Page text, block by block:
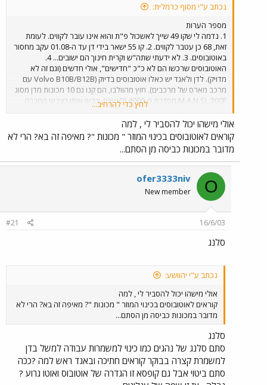
נכתב ע"י מסוף כרמלית:
מספר הערות
1. נדמה לי שקו 49 שייך לאשכול פ"ת והוא אינו עובר לקווים. לעומת
זאת, 68 כן עטבר לקווים. 2. קו 55 ישאר בידי דן עד ה-01.08 עקב מחסור
באוטובוסים. 3. לא ידעתי שתה"ש וקרית חינוך הם ישובים... 4.
האוטובוסים שרכשו הם לא כ"כ "חדישים", אולי חדשים (וגם זה לא
מדויק). לדן ולאגד יש כאלו אוטובוסים בדיוק (Volvo B10B/B12B עם
מרכב מארס של מרכבים). חוץ מהוולבו, הם קנו גם 10 מכונות מדן מסוג
M.A.N SL 200F מסדרת ה-4000 (לצערי), צבעו אותן בצבעי החברה
כבר "מפעיל התחבורה הציבורית השלישי בגודלו בארץ" על חשבון דן
כמובן.
לחץ כדי להרחיב...
אולי מישהו יכול להסביר לי , למה
קוראים לאוטובוסים בכינוי המוזר " מכונות "? מאיפה זה בא? הרי לא
מדובר במכונות כביסה מן הסתם...
O
ofer3333niv
New member
16/6/03
#21
סלנג
נכתב ע"י יהוושע:
אולי מישהו יכול להסביר לי , למה
קוראים לאוטובוסים בכינוי המוזר " מכונות "? מאיפה זה בא? הרי לא
מדובר במכונות כביסה מן הסתם...
סלנג
סתם סלנג של נהגים כמו כינוי למשמרות עבודה למשל בדן
למשמרת קצרה בבוקר קוראים חתיכה ובאגד ראש למה ?ככה
סתם ביטוי אבל גם קופסא זו הגדרה של אוטובוס ואוטו גרוע ?